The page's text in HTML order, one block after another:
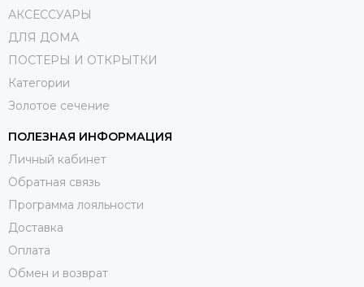
АКСЕССУАРЫ
ДЛЯ ДОМА
ПОСТЕРЫ И ОТКРЫТКИ
Категории
Золотое сечение
ПОЛЕЗНАЯ ИНФОРМАЦИЯ
Личный кабинет
Обратная связь
Программа лояльности
Доставка
Оплата
Обмен и возврат